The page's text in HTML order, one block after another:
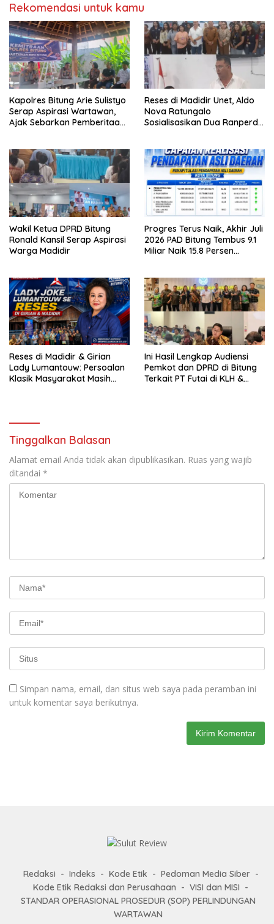
b
a
g
i
p
a
d
a
T
w
i
t
t
e
r
(
M
u
k
d
i
j
e
n
d
e
l
a
y
a
n
a
u
)
b
a
g
i
k
a
n
d
i
F
a
c
b
o
o
k
m
b
u
k
a
d
i
j
e
n
d
e
l
a
y
g
b
a
r
u
)
Rekomendasi untuk kamu
Kapolres Bitung Arie Sulistyo
Serap Aspirasi Wartawan,
Ajak Sebarkan Pemberitaan
Reses di Madidir Unet, Aldo
Nova Ratungalo
Sosialisasikan Dua Ranperda
Wakil Ketua DPRD Bitung
Ronald Kansil Serap Aspirasi
Warga Madidir
Progres Terus Naik, Akhir Juli
2026 PAD Bitung Tembus 9.1
Miliar Naik 15.8 Persen
Reses di Madidir & Girian
Lady Lumantouw: Persoalan
Klasik Masyarakat Masih
Ini Hasil Lengkap Audiensi
Pemkot dan DPRD di Bitung
Terkait PT Futai di KLH &
Tinggalkan Balasan
Alamat email Anda tidak akan dipublikasikan. Ruas yang wajib
ditandai *
Simpan nama, email, dan situs web saya pada peramban ini
untuk komentar saya berikutnya.
Redaksi Indeks Kode Etik
Pedoman Media Siber
Kode Etik Redaksi dan Perusahaan
VISI dan MISI
STANDAR OPERASIONAL PROSEDUR (SOP) PERLINDUNGAN
WARTAWAN